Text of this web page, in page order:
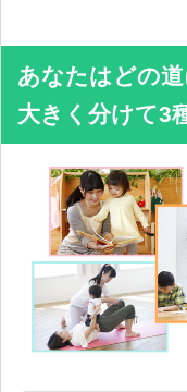
あなたはどの
大きく分けて3